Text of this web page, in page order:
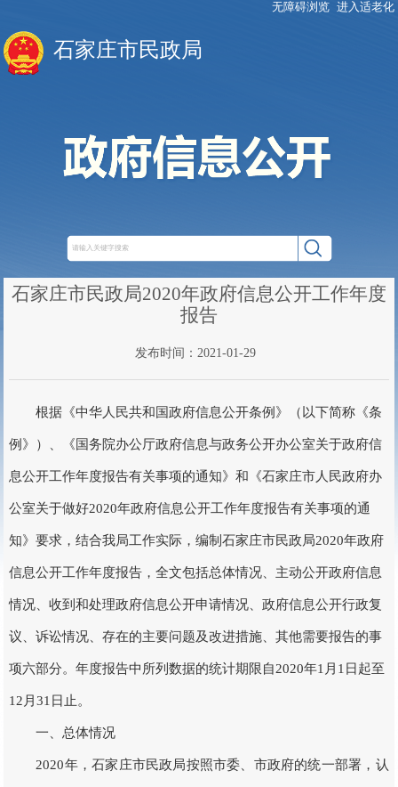
无障碍浏览 进入适老化
石家庄市民政局
石家庄市民政局2020年政府信息公开工作年度
报告
发布时间：2021-01-29
根据《中华人民共和国政府信息公开条例》（以下简称《条
例》）、《国务院办公厅政府信息与政务公开办公室关于政府信
息公开工作年度报告有关事项的通知》和《石家庄市人民政府办
公室关于做好2020年政府信息公开工作年度报告有关事项的通
知》要求，结合我局工作实际，编制石家庄市民政局2020年政府
信息公开工作年度报告，全文包括总体情况、主动公开政府信息
情况、收到和处理政府信息公开申请情况、政府信息公开行政复
议、诉讼情况、存在的主要问题及改进措施、其他需要报告的事
项六部分。年度报告中所列数据的统计期限自2020年1月1日起至
12月31日止。
一、总体情况
2020年，石家庄市民政局按照市委、市政府的统一部署，认